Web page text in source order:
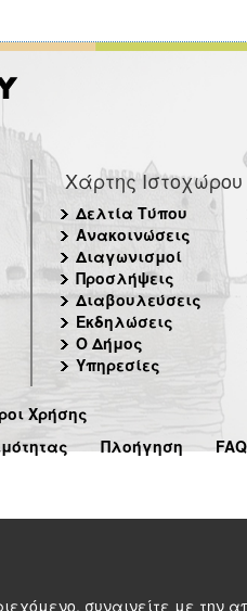
Χάρτης Ιστοχώρου
Δελτία Τύπου
Ανακοινώσεις
Διαγωνισμοί
Προσλήψεις
Διαβουλεύσεις
Εκδηλώσεις
Ο Δήμος
Υπηρεσίες
Χρήσης
Πλοήγηση
συναινείτε με την